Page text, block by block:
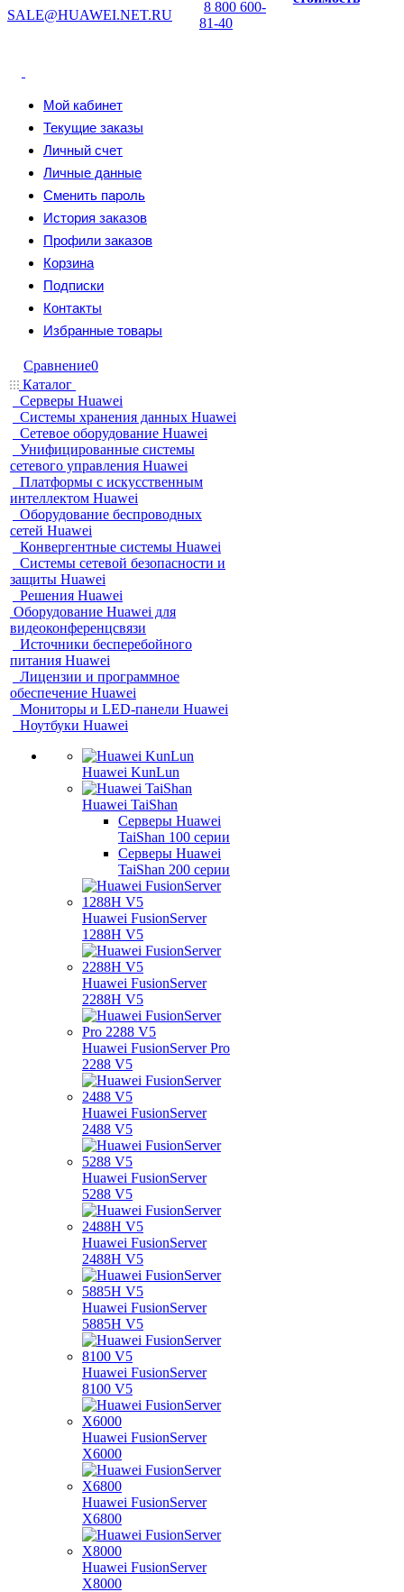
SALE@HUAWEI.NET.RU
8 800 600-
81-40
Мой кабинет
Текущие заказы
Личный счет
Личные данные
Сменить пароль
История заказов
Профили заказов
Корзина
Подписки
Контакты
Избранные товары
Сравнение0
Каталог
Серверы Huawei
Системы хранения данных Huawei
Сетевое оборудование Huawei
Унифицированные системы
сетевого управления Huawei
Платформы с искусственным
интеллектом Huawei
Оборудование беспроводных
сетей Huawei
Конвергентные системы Huawei
Системы сетевой безопасности и
защиты Huawei
Решения Huawei
Оборудование Huawei для
видеоконференцсвязи
Источники бесперебойного
питания Huawei
Лицензии и программное
обеспечение Huawei
Мониторы и LED-панели Huawei
Ноутбуки Huawei
Huawei KunLun
Huawei TaiShan
Серверы Huawei
TaiShan 100 серии
Серверы Huawei
TaiShan 200 серии
Huawei FusionServer
1288H V5
Huawei FusionServer
2288H V5
Huawei FusionServer Pro
2288 V5
Huawei FusionServer
2488 V5
Huawei FusionServer
5288 V5
Huawei FusionServer
2488H V5
Huawei FusionServer
5885H V5
Huawei FusionServer
8100 V5
Huawei FusionServer
X6000
Huawei FusionServer
X6800
Huawei FusionServer
X8000